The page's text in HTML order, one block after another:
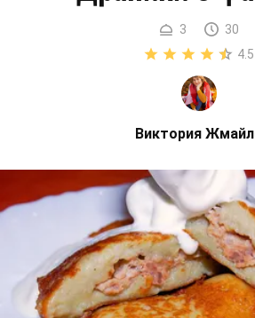
3
30
4.5
Виктория